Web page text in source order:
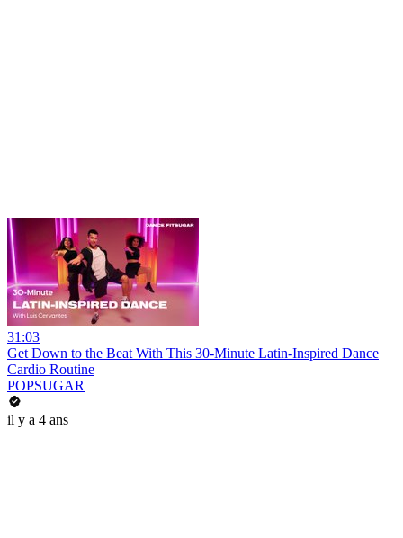
31:03
Get Down to the Beat With This 30-Minute Latin-Inspired Dance
Cardio Routine
POPSUGAR
il y a 4 ans